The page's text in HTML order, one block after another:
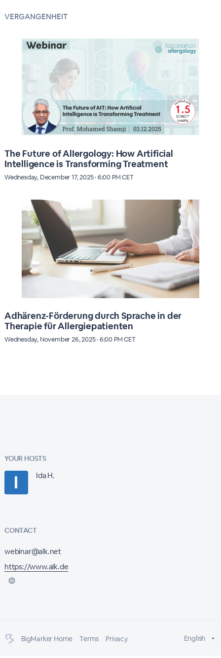
VERGANGENHEIT
The Future of AlIergology: How Artificial
Intelligence is Transforming Treatment
Wednesday, December 17, 2025 · 6:00 PM CET
Adhärenz-Förderung durch Sprache in der
Therapie für Allergiepatienten
Wednesday, November 26, 2025 · 6:00 PM CET
YOUR HOSTS
Ida H.
CONTACT
webinar@alk.net
https://www.alk.de
BigMarker Home Terms Privacy English